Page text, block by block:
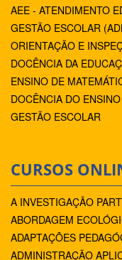
AEE - ATENDIMENTO
GESTÃO ESCOLAR
ORIENTAÇÃO E
DOCÊNCIA DA
ENSINO DE
DOCÊNCIA DO
GESTÃO ESCOLAR
CURSOS
A INVESTIGAÇÃO
ABORDAGEM
ADAPTAÇÕES
ADMINISTRAÇÃO